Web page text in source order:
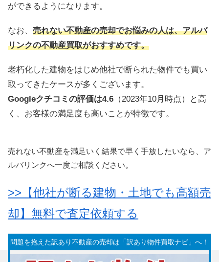
ができるようになります。
なお、 売れない不動産の売却でお悩みの人は、アルバ
リンクの不動産買取がおすすめです。
老朽化した建物をはじめ他社で断られた物件でも買い
取ってきたケースが多くございます。
Googleクチコミの評価は4.6 （2023年10月時点）と高
く、お客様の満足度も高いことが特徴です。
売れない不動産を満足いく結果で早く手放したいなら、ア
ルバリンクへ一度ご相談ください。
>>【他社が断る建物・土地でも高額売
却】無料で査定依頼する
問題を抱えた訳あり不動産の売却は「訳あり物件買取ナビ」へ！